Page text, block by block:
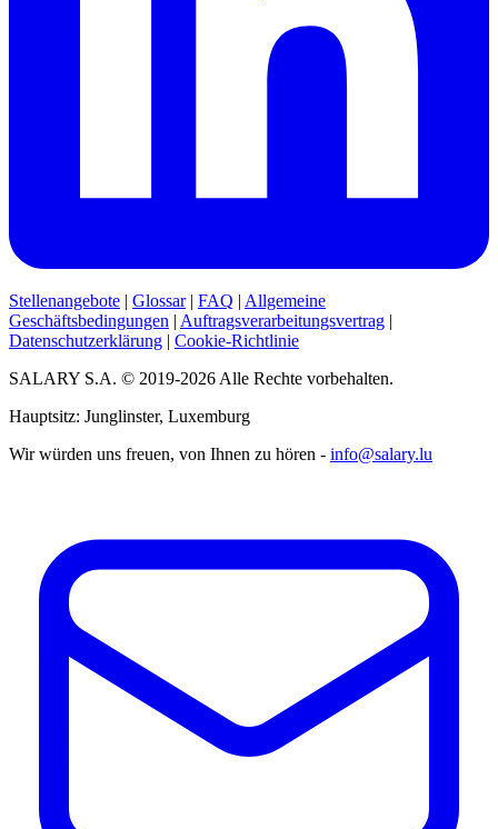
Stellenangebote | Glossar| FAQ | Allgemeine
Geschäftsbedingungen | Auftragsverarbeitungsvertrag |
Datenschutzerklärung | Cookie-Richtlinie
SALARY S.A. © 2019-2026 Alle Rechte vorbehalten.
Hauptsitz: Junglinster, Luxemburg
Wir würden uns freuen, von Ihnen zu hören - info@salary.lu